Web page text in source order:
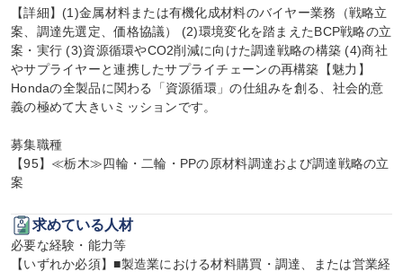
【詳細】(1)金属材料または有機化成材料のバイヤー業務（戦略立
案、調達先選定、価格協議） (2)環境変化を踏まえたBCP戦略の立
案・実行 (3)資源循環やCO2削減に向けた調達戦略の構築 (4)商社
やサプライヤーと連携したサプライチェーンの再構築【魅力】
Hondaの全製品に関わる「資源循環」の仕組みを創る、社会的意
義の極めて大きいミッションです。
募集職種
【95】≪栃木≫四輪・二輪・PPの原材料調達および調達戦略の立
案
求めている人材
必要な経験・能力等
【いずれか必須】■製造業における材料購買・調達、または営業経